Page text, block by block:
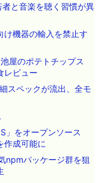
と音楽を聴く習慣が異
け機器の輸入を禁止す
屋のポテトチップス
レビュー
スペックが流出、全モ
」をオープンソース
作成可能に
npmパッケージ群を狙